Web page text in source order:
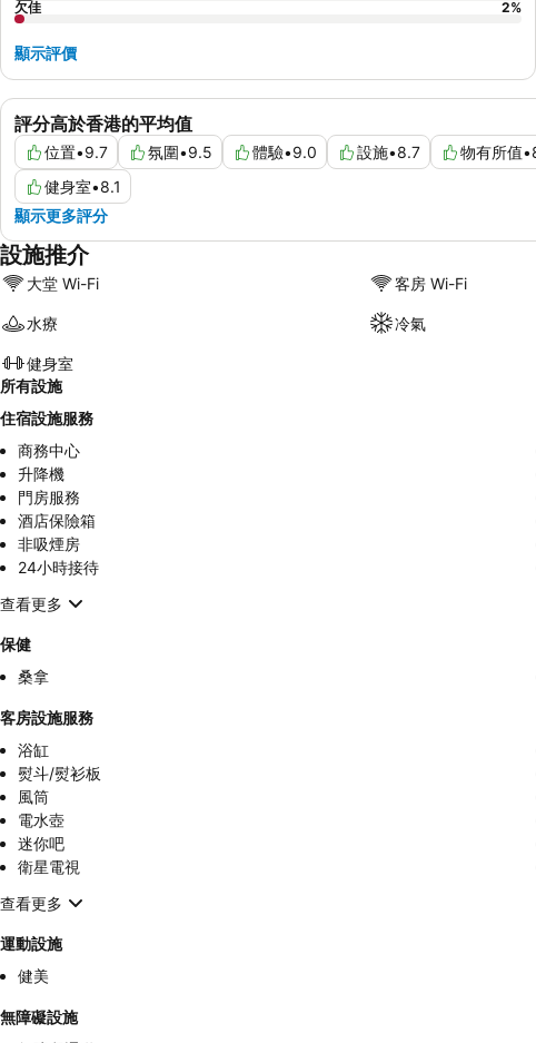
評分高於香港的平均值
位置•9.7 氛圍•9.5 體驗•9.0 設施•8.7 物有所值•
健身室•8.1
顯示更多評分
欠佳
2%
顯示評價
設施推介
大堂 Wi-Fi 客房 Wi-Fi
水療 冷氣
健身室
所有設施
住宿設施服務
商務中心
升降機
門房服務
酒店保險箱
非吸煙房
24小時接待
查看更多
保健
桑拿
客房設施服務
浴缸
熨斗/熨衫板
風筒
電水壺
迷你吧
衛星電視
查看更多
運動設施
健美
無障礙設施